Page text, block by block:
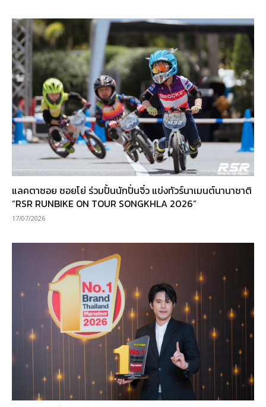
แลคตาซอย ซอยโย่ ร่วมปั้นนักปั่นจิ๋ว แข่งทัวร์นาเมนต์นานาชาติ
“RSR RUNBIKE ON TOUR SONGKHLA 2026”
17/07/2026